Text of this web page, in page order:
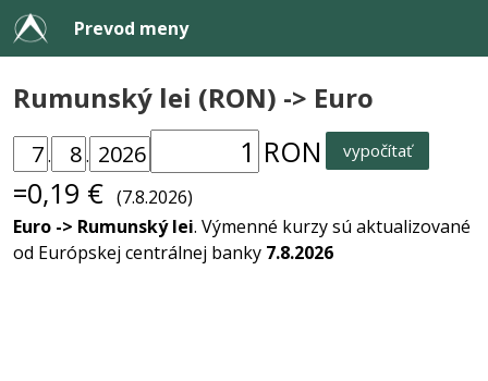
Prevod meny
Rumunský lei (RON) -> Euro
. . RON vypočítať
=0,19 € (7.8.2026)
Euro -> Rumunský lei. Výmenné kurzy sú aktualizované
od Európskej centrálnej banky 7.8.2026